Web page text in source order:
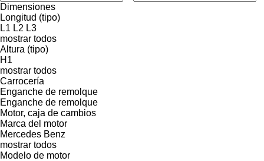
Dimensiones
Longitud (tipo)
L1 L2 L3
mostrar todos
Altura (tipo)
H1
mostrar todos
Carrocería
Enganche de remolque
Enganche de remolque
Motor, caja de cambios
Marca del motor
Mercedes Benz
mostrar todos
Modelo de motor